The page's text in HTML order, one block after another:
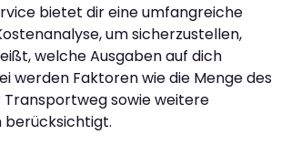
bietet dir eine umfangreiche
um sicherzustellen,
welche Ausgaben auf dich
werden Faktoren wie die Menge des
Transportweg sowie weitere
berücksichtigt.